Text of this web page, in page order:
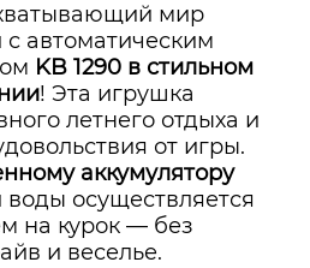
мир
автоматическим
KB 1290 в стильном
! Эта игрушка
летнего отдыха и
от игры.
аккумулятору
воды осуществляется
на курок — без
и веселье.